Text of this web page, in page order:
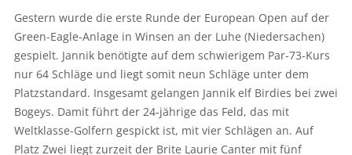
Gestern wurde die erste Runde der European Open auf der
Green-Eagle-Anlage in Winsen an der Luhe (Niedersachen)
gespielt. Jannik benötigte auf dem schwierigem Par-73-Kurs
nur 64 Schläge und liegt somit neun Schläge unter dem
Platzstandard. Insgesamt gelangen Jannik elf Birdies bei zwei
Bogeys. Damit führt der 24-jährige das Feld, das mit
Weltklasse-Golfern gespickt ist, mit vier Schlägen an. Auf
Platz Zwei liegt zurzeit der Brite Laurie Canter mit fünf